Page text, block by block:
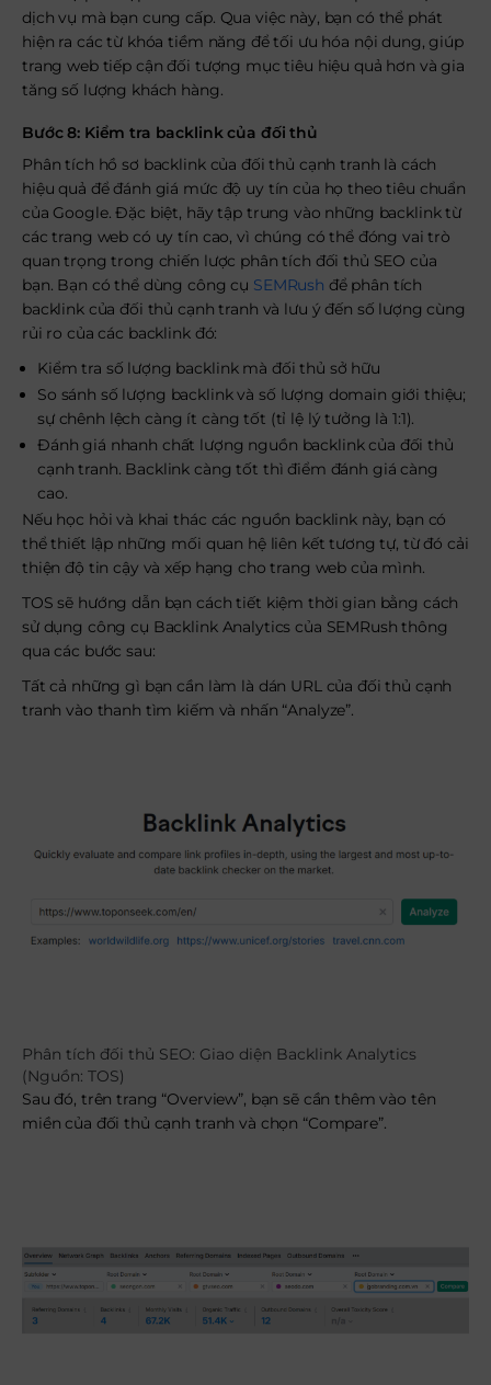
dịch vụ mà bạn cung cấp. Qua việc này, bạn có thể phát
hiện ra các từ khóa tiềm năng để tối ưu hóa nội dung, giúp
trang web tiếp cận đối tượng mục tiêu hiệu quả hơn và gia
tăng số lượng khách hàng.
Bước 8: Kiểm tra backlink của đối thủ
Phân tích hồ sơ backlink của đối thủ cạnh tranh là cách
hiệu quả để đánh giá mức độ uy tín của họ theo tiêu chuẩn
của Google. Đặc biệt, hãy tập trung vào những backlink từ
các trang web có uy tín cao, vì chúng có thể đóng vai trò
quan trọng trong chiến lược phân tích đối thủ SEO của
bạn. Bạn có thể dùng công cụ SEMRush để phân tích
backlink của đối thủ cạnh tranh và lưu ý đến số lượng cùng
rủi ro của các backlink đó:
Kiểm tra số lượng backlink mà đối thủ sở hữu
So sánh số lượng backlink và số lượng domain giới thiệu;
sự chênh lệch càng ít càng tốt (tỉ lệ lý tưởng là 1:1).
Đánh giá nhanh chất lượng nguồn backlink của đối thủ
cạnh tranh. Backlink càng tốt thì điểm đánh giá càng
cao.
Nếu học hỏi và khai thác các nguồn backlink này, bạn có
thể thiết lập những mối quan hệ liên kết tương tự, từ đó cải
thiện độ tin cậy và xếp hạng cho trang web của mình.
TOS sẽ hướng dẫn bạn cách tiết kiệm thời gian bằng cách
sử dụng công cụ Backlink Analytics của SEMRush thông
qua các bước sau:
Tất cả những gì bạn cần làm là dán URL của đối thủ cạnh
tranh vào thanh tìm kiếm và nhấn “Analyze”.
Phân tích đối thủ SEO: Giao diện Backlink Analytics
(Nguồn: TOS)
Sau đó, trên trang “Overview”, bạn sẽ cần thêm vào tên
miền của đối thủ cạnh tranh và chọn “Compare”.